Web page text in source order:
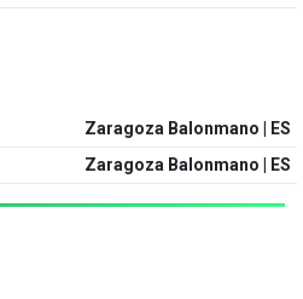
Zaragoza Balonmano | ES
Zaragoza Balonmano | ES